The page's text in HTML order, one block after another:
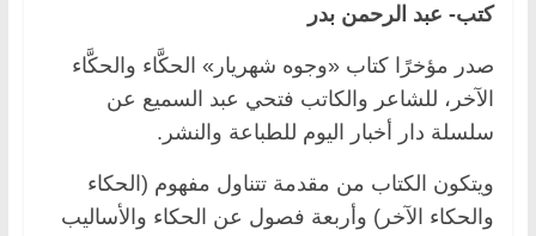
كتب- عبد الرحمن بدر
صدر مؤخرًا كتاب «وجوه شهريار» الحكَّاء والحكَّاء
الآخر، للشاعر والكاتب فتحي عبد السميع عن
سلسلة دار أخبار اليوم للطباعة والنشر.
ويتكون الكتاب من مقدمة تتناول مفهوم (الحكاء
والحكاء الآخر) وأربعة فصول عن الحكاء والأساليب